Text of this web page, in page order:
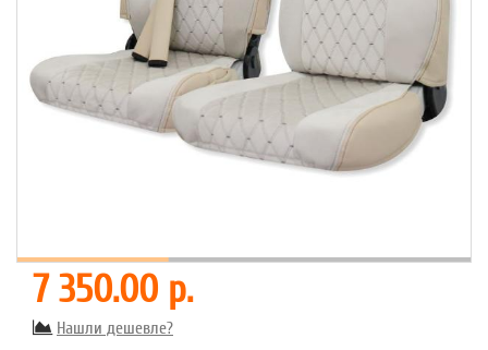
7 350.00 р.
Нашли дешевле?